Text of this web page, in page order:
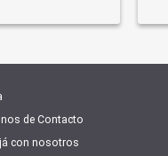
de Contacto
con nosotros